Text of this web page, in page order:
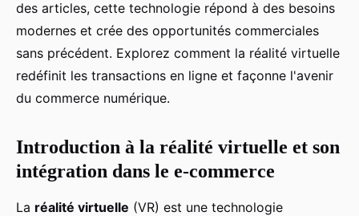
des articles, cette technologie répond à des besoins
modernes et crée des opportunités commerciales
sans précédent. Explorez comment la réalité virtuelle
redéfinit les transactions en ligne et façonne l'avenir
du commerce numérique.
Introduction à la réalité virtuelle et son
intégration dans le e-commerce
La réalité virtuelle (VR) est une technologie